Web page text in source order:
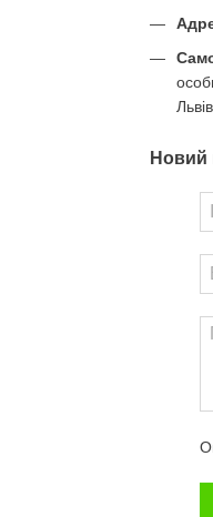
Новий